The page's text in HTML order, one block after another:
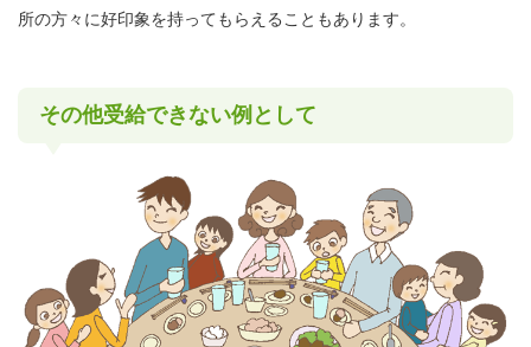
所の方々に好印象を持ってもらえることもあります。
その他受給できない例として